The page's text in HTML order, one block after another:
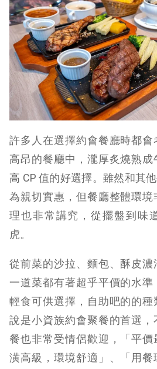
許多人在選擇約會餐廳時都
高昂的餐廳中，瀧厚炙燒熟成
高 CP 值的好選擇。雖然和其
為親切實惠，但餐廳整體環
理也非常講究，從擺盤到味
虎。
從前菜的沙拉、麵包、酥皮
一道菜都有著超乎平價的水
輕食可供選擇，自助吧的的
說是小資族約會聚餐的首選
餐也非常受情侶歡迎，「平
潢高級，環境舒適」、「用